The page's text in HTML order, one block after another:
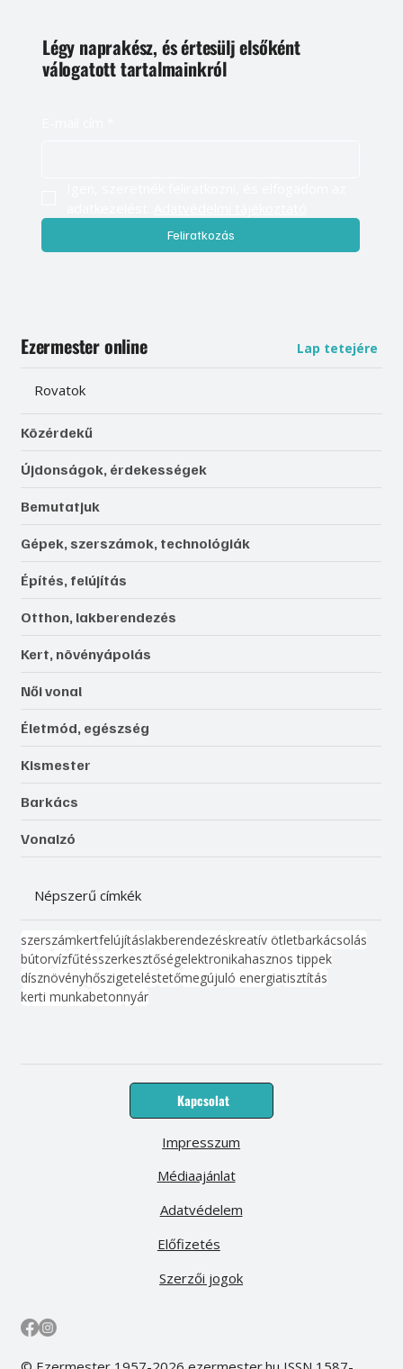
Légy naprakész, és értesülj elsőként
válogatott tartalmainkról
Feliratkozás
Ezermester online Lap tetejére
Rovatok
Közérdekű
Újdonságok, érdekességek
Bemutatjuk
Gépek, szerszámok, technológiák
Építés, felújítás
Otthon, lakberendezés
Kert, növényápolás
Női vonal
Életmód, egészség
Kismester
Barkács
Vonalzó
Népszerű címkék
szerszámkertfelújításlakberendezéskreatív ötletbarkácsolás
bútorvízfűtésszerkesztőségelektronikahasznos tippek
dísznövényhőszigeteléstetőmegújuló energiatisztítás
kerti munkabetonnyár
Kapcsolat
Médiaajánlat
Előfizetés
Impresszum
Adatvédelem
Szerzői jogok